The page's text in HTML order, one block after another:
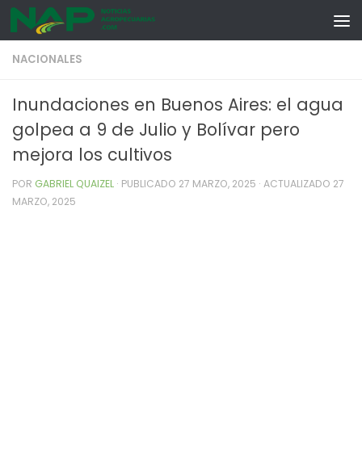
Skip to content
NACIONALES
Inundaciones en Buenos Aires: el agua
golpea a 9 de Julio y Bolívar pero
mejora los cultivos
POR GABRIEL QUAIZEL · PUBLICADO 27 MARZO, 2025 · ACTUALIZADO 27
MARZO, 2025